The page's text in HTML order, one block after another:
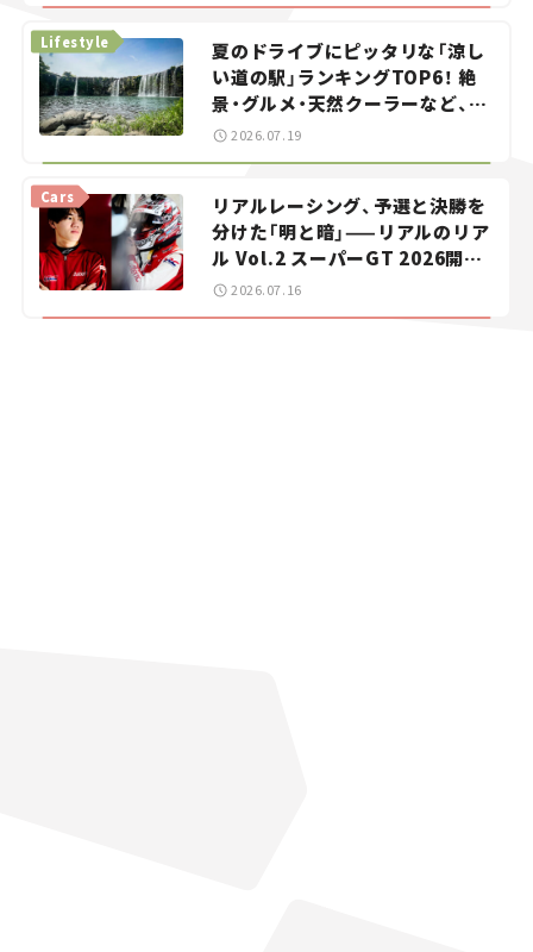
夏のドライブにピッタリな「涼し
い道の駅」ランキングTOP6！ 絶
景・グルメ・天然クーラーなど、避
暑におすすめのスポットを紹介
Lifestyle
2026.07.19
リアルレーシング、予選と決勝を
分けた「明と暗」——リアルのリア
ル Vol.2 スーパーGT 2026開幕
戦 岡山国際サーキット
Cars
2026.07.16